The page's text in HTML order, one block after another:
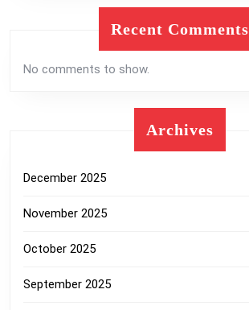
Recent Comments
No comments to show.
Archives
December 2025
November 2025
October 2025
September 2025